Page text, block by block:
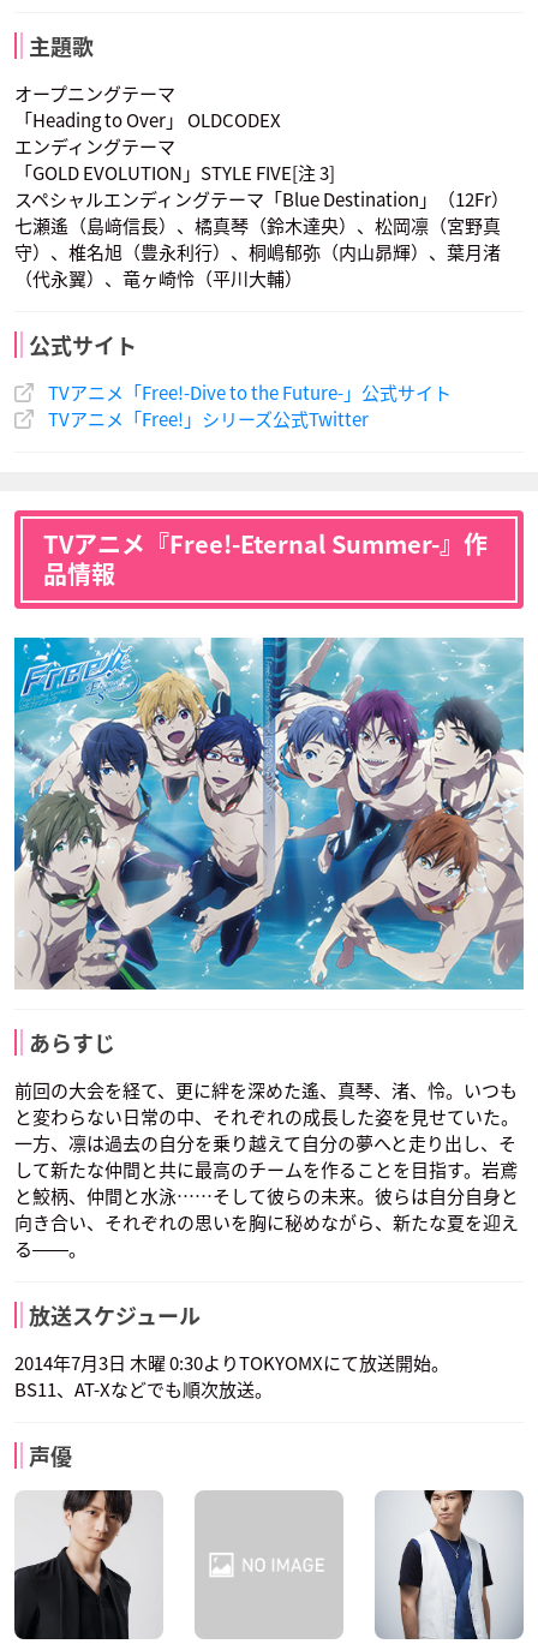
御子柴百太郎
声優：鈴村健一
御子柴清十郎
声優：津田健次郎
鴫野貴澄
声優：鈴木千尋
主題歌
オープニングテーマ
「Heading to Over」 OLDCODEX
エンディングテーマ
「GOLD EVOLUTION」STYLE FIVE[注 3]
スペシャルエンディングテーマ「Blue Destination」（12Fr）
七瀬遙（島﨑信長）、橘真琴（鈴木達央）、松岡凛（宮野真
守）、椎名旭（豊永利行）、桐嶋郁弥（内山昴輝）、葉月渚
（代永翼）、竜ヶ崎怜（平川大輔）
公式サイト
TVアニメ「Free!-Dive to the Future-」公式サイト
TVアニメ「Free!」シリーズ公式Twitter
TVアニメ『Free!-Eternal Summer-』作
品情報
あらすじ
前回の大会を経て、更に絆を深めた遙、真琴、渚、怜。いつも
と変わらない日常の中、それぞれの成長した姿を見せていた。
一方、凛は過去の自分を乗り越えて自分の夢へと走り出し、そ
して新たな仲間と共に最高のチームを作ることを目指す。岩鳶
と鮫柄、仲間と水泳……そして彼らの未来。彼らは自分自身と
向き合い、それぞれの思いを胸に秘めながら、新たな夏を迎え
る――。
放送スケジュール
2014年7月3日 木曜 0:30よりTOKYOMXにて放送開始。
BS11、AT-Xなどでも順次放送。
声優